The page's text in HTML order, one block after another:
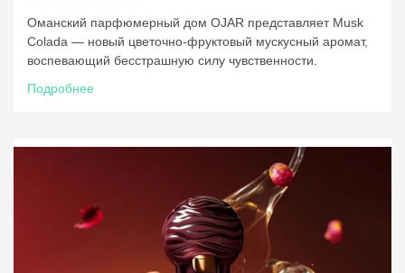
Оманский парфюмерный дом OJAR представляет Musk
Colada — новый цветочно-фруктовый мускусный аромат,
воспевающий бесстрашную силу чувственности.
Подробнее